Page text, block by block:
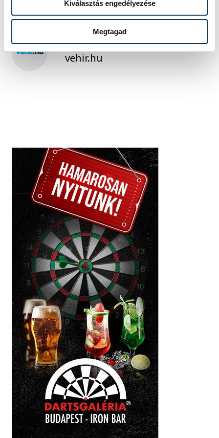
Kiválasztás engedélyezése
Megtagad
SZERZŐ
vehir.hu